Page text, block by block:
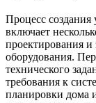
Процесс
включает
проектирования и
оборудования.
технического
требования к
планировки дома